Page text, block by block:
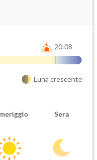
20:08
Luna crescente
Sera